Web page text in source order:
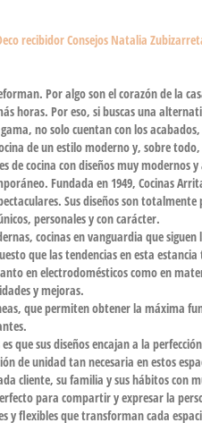
recibidorConsejos Natalia
. Por algo son el corazón de la
horas. Por eso, si buscas una
no solo cuentan con los
de un estilo moderno y, sobre
de cocina con diseños muy modernos y
Fundada en 1949, Cocinas
. Sus diseños son
personales y con carácter.
cocinas en vanguardia que
que las tendencias en esta
en electrodomésticos como en
y mejoras.
que permiten obtener la máxima
que susdiseños encajan a la
de unidad tan necesaria en estos
cliente, su familia y sus hábitos con
para compartir y expresar la
y flexiblesque transforman cada